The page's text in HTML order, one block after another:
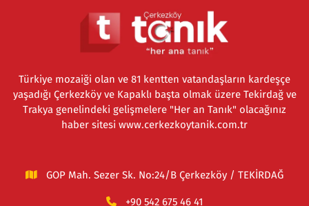
Türkiye mozaiği olan ve 81 kentten vatandaşların kardeşçe
yaşadığı Çerkezköy ve Kapaklı başta olmak üzere Tekirdağ ve
Trakya genelindeki gelişmelere "Her an Tanık" olacağınız
haber sitesi www.cerkezkoytanik.com.tr
GOP Mah. Sezer Sk. No:24/B Çerkezköy / TEKİRDAĞ
+90 542 675 46 41